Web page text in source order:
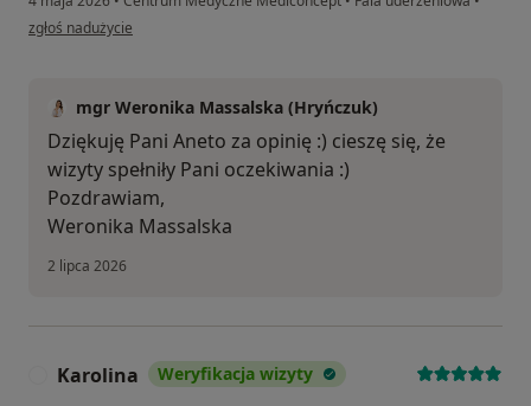
w opinii użytkownika Aneta Reichert
zgłoś nadużycie
mgr Weronika Massalska (Hryńczuk)
Dziękuję Pani Aneto za opinię :) cieszę się, że
wizyty spełniły Pani oczekiwania :)
Pozdrawiam,
Weronika Massalska
2 lipca 2026
Karolina Weryfikacja wizyty